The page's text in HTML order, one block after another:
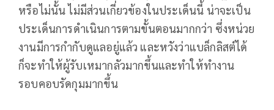
หรือไม่นั้น ไม่มีส่วนเกี่ยวข้องในประเด็นนี้ น่าจะเป็น
ประเด็นการดำเนินการตามขั้นตอนมากกว่า ซึ่งหน่วย
งานมีการกำกับดูแลอยู่แล้ว และหวังว่าแบล็กลิสต์ได้
ก็จะทำให้ผู้รับเหมากลัวมากขึ้นและทำให้ทำงาน
รอบคอบรัดกุมมากขึ้น